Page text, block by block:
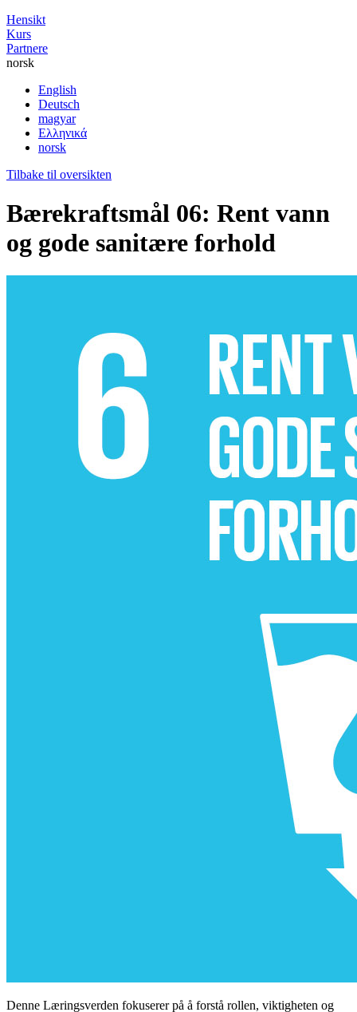
Hensikt
Kurs
Partnere
norsk
English
Deutsch
magyar
Ελληνικά
norsk
Tilbake til oversikten
Bærekraftsmål 06: Rent vann
og gode sanitære forhold
Denne Læringsverden fokuserer på å forstå rollen, viktigheten og